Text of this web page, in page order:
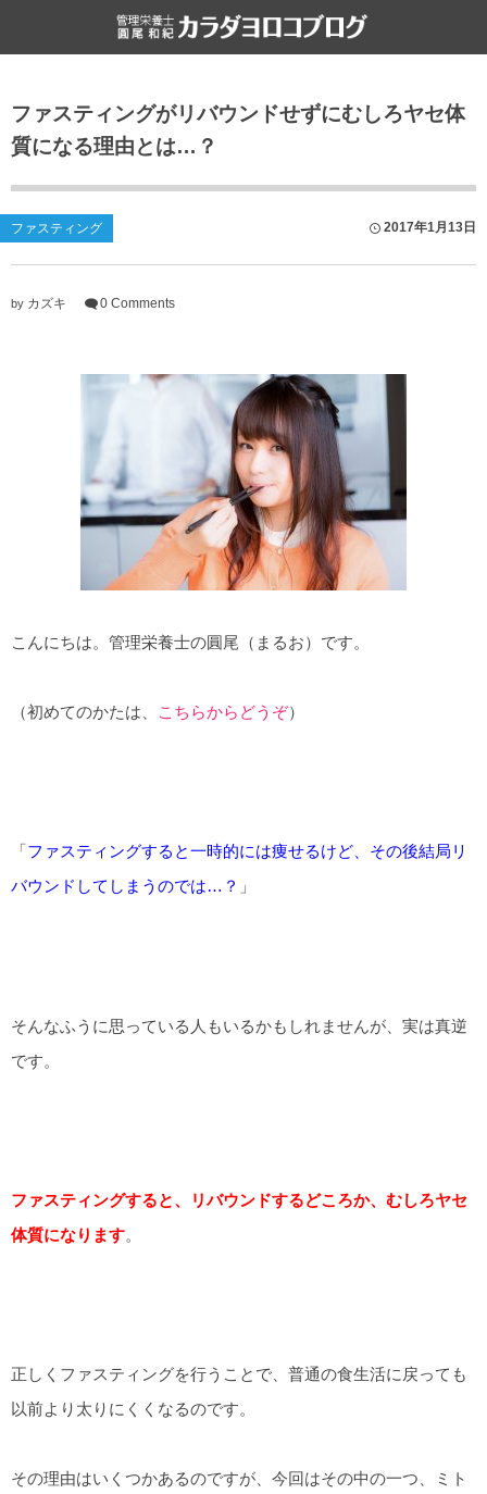
ファスティングがリバウンドせずにむしろヤセ体
質になる理由とは…？
ファスティング 2017年1月13日
by カズキ 0 Comments
こんにちは。管理栄養士の圓尾（まるお）です。
（初めてのかたは、 こちらからどうぞ）
「ファスティングすると一時的には痩せるけど、その後結局リ
バウンドしてしまうのでは…？ 」
そんなふうに思っている人もいるかもしれませんが、実は真逆
です。
ファスティングすると、リバウンドするどころか、むしろヤセ
体質になります。
正しくファスティングを行うことで、普通の食生活に戻っても
以前より太りにくくなるのです。
その理由はいくつかあるのですが、今回はその中の一つ、ミト
栄養・食・健康
食文化
ライフハック